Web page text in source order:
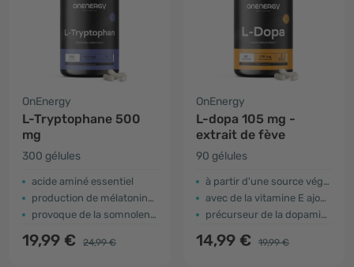
OnEnergy
L-Tryptophane 500
mg
300 gélules
acide aminé essentiel
production de mélatonine + sérotonine
provoque de la somnolence
19,99 € 24,99 €
OnEnergy
L-dopa 105 mg -
extrait de fève
90 gélules
à partir d'une source végétale naturelle
avec de la vitamine E ajoutée
précurseur de la dopamine
14,99 € 19,99 €